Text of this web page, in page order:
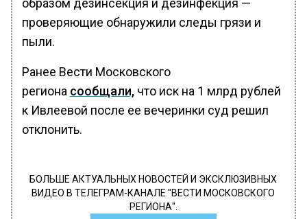
образом дезинсекция и дезинфекция —
проверяющие обнаружили следы грязи и
пыли.
Ранее Вести Московского
региона сообщали, что иск на 1 млрд рублей
к Ивлеевой после ее вечеринки суд решил
отклонить.
БОЛЬШЕ АКТУАЛЬНЫХ НОВОСТЕЙ И ЭКСКЛЮЗИВНЫХ
ВИДЕО В ТЕЛЕГРАМ-КАНАЛЕ "ВЕСТИ МОСКОВСКОГО
РЕГИОНА".